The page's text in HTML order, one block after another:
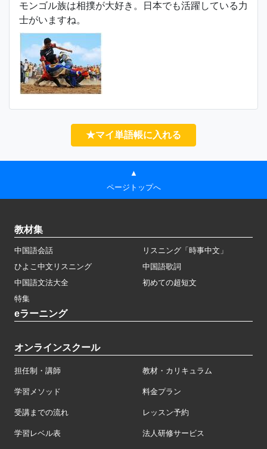
モンゴル族は相撲が大好き。日本でも活躍している力
士がいますね。
★マイ単語帳に入れる
▲
ページトップへ
教材集
中国語会話
リスニング「時事中文」
ひよこ中文リスニング
中国語歌詞
中国語文法大全
初めての超短文
特集
eラーニング
オンラインスクール
担任制・講師 教材・カリキュラム
学習メソッド 料金プラン
受講までの流れ レッスン予約
学習レベル表 法人研修サービス